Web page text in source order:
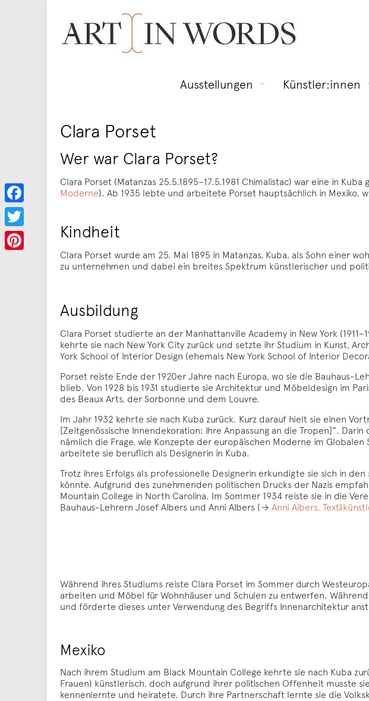
Ausstellungen Künstler:innen
Clara Porset
Wer war Clara Porset?
Clara Porset (Matanzas 25.5.1895–17.5.1981 Chimalistac) war eine in
Moderne). Ab 1935 lebte und arbeitete Porset hauptsächlich in Mexiko,
Kindheit
Clara Porset wurde am 25. Mai 1895 in Matanzas, Kuba, als Sohn einer
zu unternehmen und dabei ein breites Spektrum künstlerischer und
Ausbildung
Clara Porset studierte an der Manhattanville Academy in New York
kehrte sie nach New York City zurück und setzte ihr Studium in Kunst,
York School of Interior Design (ehemals New York School of Interior
Porset reiste Ende der 1920er Jahre nach Europa, wo sie die Bauhaus-
blieb. Von 1928 bis 1931 studierte sie Architektur und Möbeldesign im
des Beaux Arts, der Sorbonne und dem Louvre.
Im Jahr 1932 kehrte sie nach Kuba zurück. Kurz darauf hielt sie einen
[Zeitgenössische Innendekoration: Ihre Anpassung an die Tropen]“.
nämlich die Frage, wie Konzepte der europäischen Moderne im
arbeitete sie beruflich als Designerin in Kuba.
Trotz ihres Erfolgs als professionelle Designerin erkundigte sie sich in
könnte. Aufgrund des zunehmenden politischen Drucks der Nazis
Mountain College in North Carolina. Im Sommer 1934 reiste sie in die
Bauhaus-Lehrern Josef Albers und Anni Albers (→ Anni Albers.
Während ihres Studiums reiste Clara Porset im Sommer durch
arbeiten und Möbel für Wohnhäuser und Schulen zu entwerfen.
und förderte dieses unter Verwendung des Begriffs Innenarchitektur
Mexiko
Nach ihrem Studium am Black Mountain College kehrte sie nach Kuba
Frauen) künstlerisch, doch aufgrund ihrer politischen Offenheit musste
kennenlernte und heiratete. Durch ihre Partnerschaft lernte sie die
Facebook
Twitter